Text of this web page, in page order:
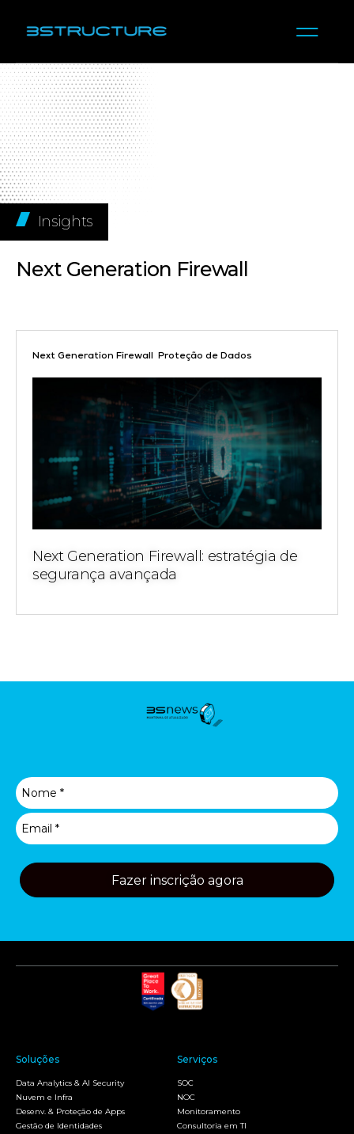
Insights
Next Generation Firewall
Next Generation Firewall Proteção de Dados
Next Generation Firewall: estratégia de
segurança avançada
Fazer inscrição agora
Soluções
Data Analytics & AI Security
Nuvem e Infra
Desenv. & Proteção de Apps
Gestão de Identidades
Serviços
SOC
NOC
Monitoramento
Consultoria em TI